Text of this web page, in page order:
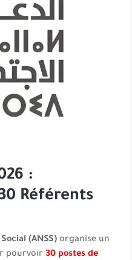
:
Référents
(ANSS) organise un
pourvoir 30 postes de